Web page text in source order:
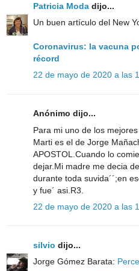
Patricia Moda dijo...
Un buen artículo del New
Coronavirus: la vacuna
récord
22 de mayo de 2020 a las
Anónimo dijo...
Para mi uno de los
Marti es el de Jorge
APOSTOL.Cuando lo
dejar.Mi madre me decia
durante toda suvida´´;en
y fue´ asi.R3.
22 de mayo de 2020 a las
silvio dijo...
Jorge Gómez Barata: